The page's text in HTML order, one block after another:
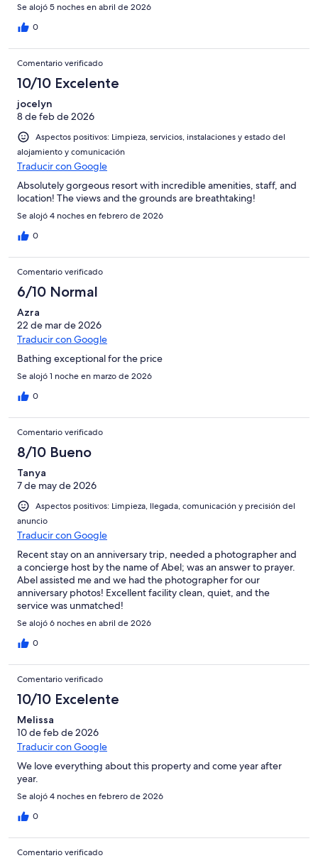
Se alojó 5 noches en abril de 2026
0
Comentario verificado
10/10 Excelente
jocelyn
8 de feb de 2026
Aspectos positivos: Limpieza, servicios, instalaciones y estado del
alojamiento y comunicación
Traducir con Google
Absolutely gorgeous resort with incredible amenities, staff, and
location! The views and the grounds are breathtaking!
Se alojó 4 noches en febrero de 2026
0
Comentario verificado
6/10 Normal
Azra
22 de mar de 2026
Traducir con Google
Bathing exceptional for the price
Se alojó 1 noche en marzo de 2026
0
Comentario verificado
8/10 Bueno
Tanya
7 de may de 2026
Aspectos positivos: Limpieza, llegada, comunicación y precisión del
anuncio
Traducir con Google
Recent stay on an anniversary trip, needed a photographer and
a concierge host by the name of Abel; was an answer to prayer.
Abel assisted me and we had the photographer for our
anniversary photos! Excellent facility clean, quiet, and the
service was unmatched!
Se alojó 6 noches en abril de 2026
0
Comentario verificado
10/10 Excelente
Melissa
10 de feb de 2026
Traducir con Google
We love everything about this property and come year after
year.
Se alojó 4 noches en febrero de 2026
0
Comentario verificado